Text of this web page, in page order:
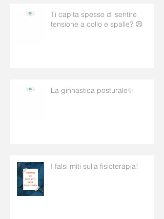
Ti capita spesso di sentire
tensione a collo e spalle? 😣
La ginnastica posturale✨
I falsi miti sulla fisioterapia!